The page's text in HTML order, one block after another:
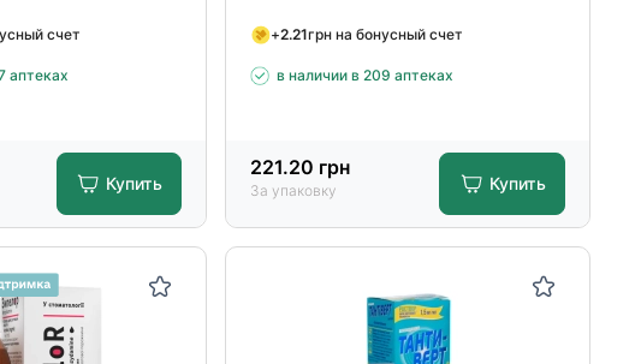
счет
аптеках
Купить
+2.21грн на бонусный счет
в наличии в 209 аптеках
221.20 грн
За упаковку Купить